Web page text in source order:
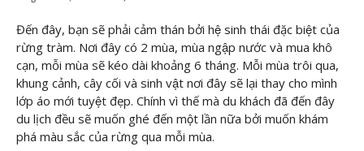
Đến đây, bạn sẽ phải cảm thán bởi hệ sinh thái đặc biệt của
rừng tràm. Nơi đây có 2 mùa, mùa ngập nước và mua khô
cạn, mỗi mùa sẽ kéo dài khoảng 6 tháng. Mỗi mùa trôi qua,
khung cảnh, cây cối và sinh vật nơi đây sẽ lại thay cho mình
lớp áo mới tuyệt đẹp. Chính vì thế mà du khách đã đến đây
du lịch đều sẽ muốn ghé đến một lần nữa bởi muốn khám
phá màu sắc của rừng qua mỗi mùa.